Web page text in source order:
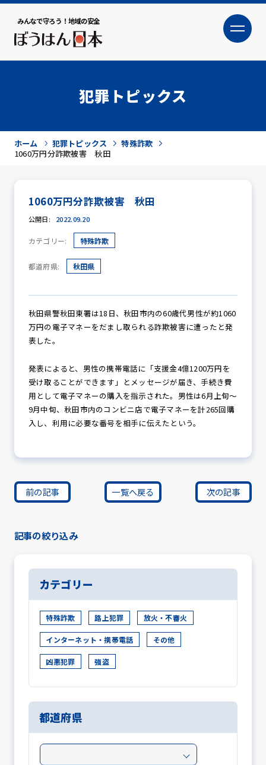
みんなで守ろう！地域の安全
大
防犯活動ニュース
防犯パトロール
防犯セミナー
防犯対策情報
防犯協力会について
犯罪トピックス
ホーム 犯罪トピックス
特殊詐欺
1060万円分詐欺被害 秋田
1060万円分詐欺被害 秋田
公開日: 2022.09.20
カテゴリー: 特殊詐欺
都道府県: 秋田県
秋田県警秋田東署は18日、秋田市内の60歳代男性が約1060
万円の電子マネーをだまし取られる詐欺被害に遭ったと発
表した。
発表によると、男性の携帯電話に「支援金4億1200万円を
受け取ることができます」とメッセージが届き、手続き費
用として電子マネーの購入を指示された。男性は6月上旬～
9月中旬、秋田市内のコンビニ店で電子マネーを計265回購
入し、利用に必要な番号を相手に伝えたという。
前の記事 一覧へ戻る 次の記事
記事の絞り込み
カテゴリー
特殊詐欺 路上犯罪 放火・不審火
インターネット・携帯電話 その他
凶悪犯罪 強盗
都道府県